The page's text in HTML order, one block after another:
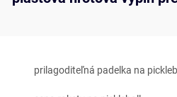
prilagoditeľná padelka na